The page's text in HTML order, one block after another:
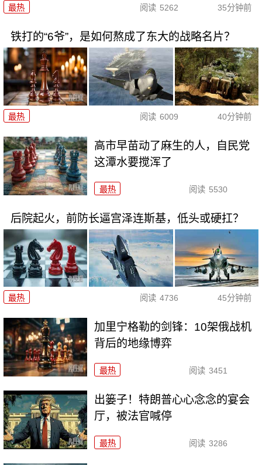
最热 阅读 5262 35分钟前
铁打的“6爷”，是如何熬成了东大的战略名片？
最热 阅读 6009 40分钟前
高市早苗动了麻生的人，自民党
这潭水要搅浑了
最热 阅读 5530
后院起火，前防长逼宫泽连斯基，低头或硬扛？
最热 阅读 4736 45分钟前
加里宁格勒的剑锋：10架俄战机
背后的地缘博弈
最热 阅读 3451
出篓子！特朗普心心念念的宴会
厅，被法官喊停
最热 阅读 3286